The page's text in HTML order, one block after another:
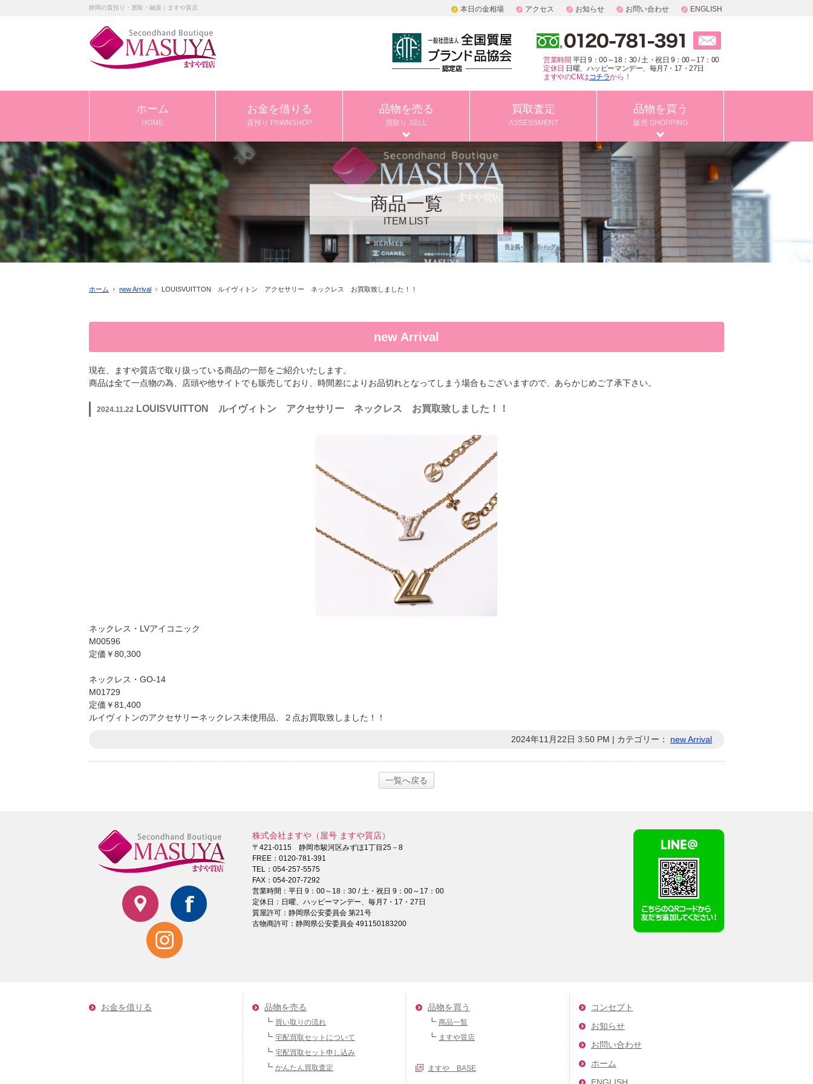
静岡の質預り・買取・融資｜ますや質店 本日の金相場 アクセス お知らせ お問い合わせ ENGLISH
営業時間 平日 9：00～18：30 / 土・祝日 9：00～17：00
定休日 日曜、ハッピーマンデー、毎月7・17・27日
ますやのCMはコチラから！
ホーム
HOME
お金を借りる
質預り PAWNSHOP
品物を売る
買取り SELL
買取査定
ASSESSMENT
品物を買う
販売 SHOPPING
商品一覧
ITEM LIST
ホーム new Arrival LOUISVUITTON ルイヴィトン アクセサリー ネックレス お買取致しました！！
new Arrival
現在、ますや質店で取り扱っている商品の一部をご紹介いたします。
商品は全て一点物の為、店頭や他サイトでも販売しており、時間差によりお品切れとなってしまう場合もございますので、あらかじめご了承下さい。
2024.11.22 LOUISVUITTON ルイヴィトン アクセサリー ネックレス お買取致しました！！
ネックレス・LVアイコニック
M00596
定価￥80,300
ネックレス・GO-14
M01729
定価￥81,400
ルイヴィトンのアクセサリーネックレス未使用品、２点お買取致しました！！
2024年11月22日 3:50 PM | カテゴリー： new Arrival
一覧へ戻る
株式会社ますや（屋号 ますや質店）
〒421-0115 静岡市駿河区みずほ1丁目25－8
FREE： 0120-781-391
TEL： 054-257-5575
FAX：054-207-7292
営業時間：平日 9：00～18：30 / 土・祝日 9：00～17：00
定休日：日曜、ハッピーマンデー、毎月7・17・27日
質屋許可：静岡県公安委員会 第21号
古物商許可：静岡県公安委員会 491150183200
お金を借りる 品物を売る
買い取りの流れ
宅配買取セットについて
宅配買取セット申し込み
かんたん買取査定
品物を買う
商品一覧
ますや質店
ますや BASE
コンセプト
お知らせ
お問い合わせ
ホーム